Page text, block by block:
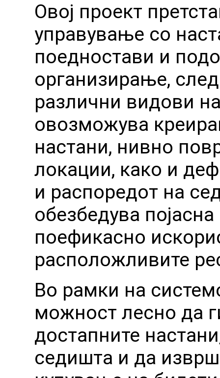
Овој проект
управување со
поедностави и
организирање,
различни видови
овозможува
настани, нивно
локации, како и
и распоредот на
обезбедува
поефикасно
расположливите
Во рамки на
можност лесно да
достапните
седишта и да